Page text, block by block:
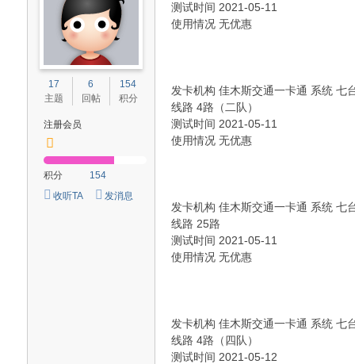
17
主题
6
回帖
154
积分
注册会员
积分
154
收听TA
发消息
测试时间 2021-05-11
使用情况 无优惠
发卡机构 佳木斯交通一卡通 系统 七
线路 4路（二队）
测试时间 2021-05-11
使用情况 无优惠
发卡机构 佳木斯交通一卡通 系统 七
线路 25路
测试时间 2021-05-11
使用情况 无优惠
发卡机构 佳木斯交通一卡通 系统 七
线路 4路（四队）
测试时间 2021-05-12